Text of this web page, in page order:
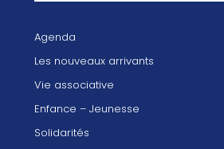
Agenda
Les nouveaux arrivants
Vie associative
Enfance – Jeunesse
Solidarités